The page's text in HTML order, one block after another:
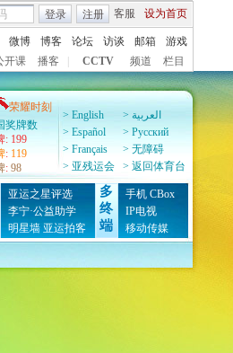
客服 设为首页
登录 注册
微博 博客 论坛 访谈 邮箱
游戏
开课 播客 CCTV 频道 栏目
> English
> العربية
> Español
> Pусский
> Français
> 无障碍
> 亚残运会
> 返回体育台
荣耀时刻
奖牌数
: 199
: 119
: 98
亚运之星评选
李宁·公益助学
明星墙 亚运拍客
多
终
端
手机 CBox
IP电视
移动传媒